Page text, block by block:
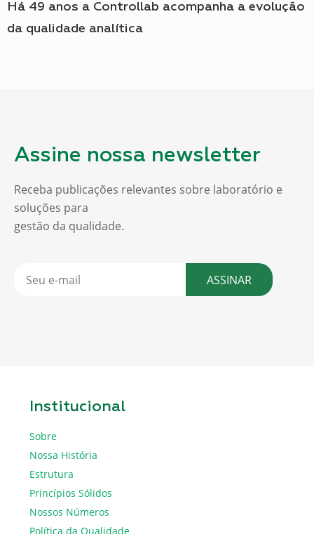
Há 49 anos a Controllab acompanha a evolução
da qualidade analítica
Assine nossa newsletter
Receba publicações relevantes sobre laboratório e
soluções para
gestão da qualidade.
ASSINAR
Institucional
Sobre
Nossa História
Estrutura
Princípios Sólidos
Nossos Números
Política da Qualidade